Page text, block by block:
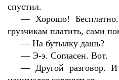
спустил.
—Хорошо!
грузчикам платить, сами
—На бутылку дашь?
— Э-э. Согласен. Вот.
—Другой разговор.